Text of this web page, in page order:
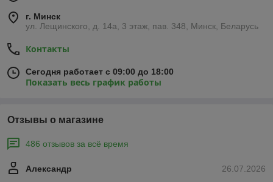
г. Минск
ул. Лещинского, д. 14а, 3 этаж, пав. 348, Минск, Беларусь
Контакты
Сегодня работает с 09:00 до 18:00
Показать весь график работы
Отзывы о магазине
486 отзывов за всё время
26.07.2026
Александр